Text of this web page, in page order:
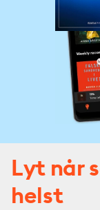
Lyt når
helst